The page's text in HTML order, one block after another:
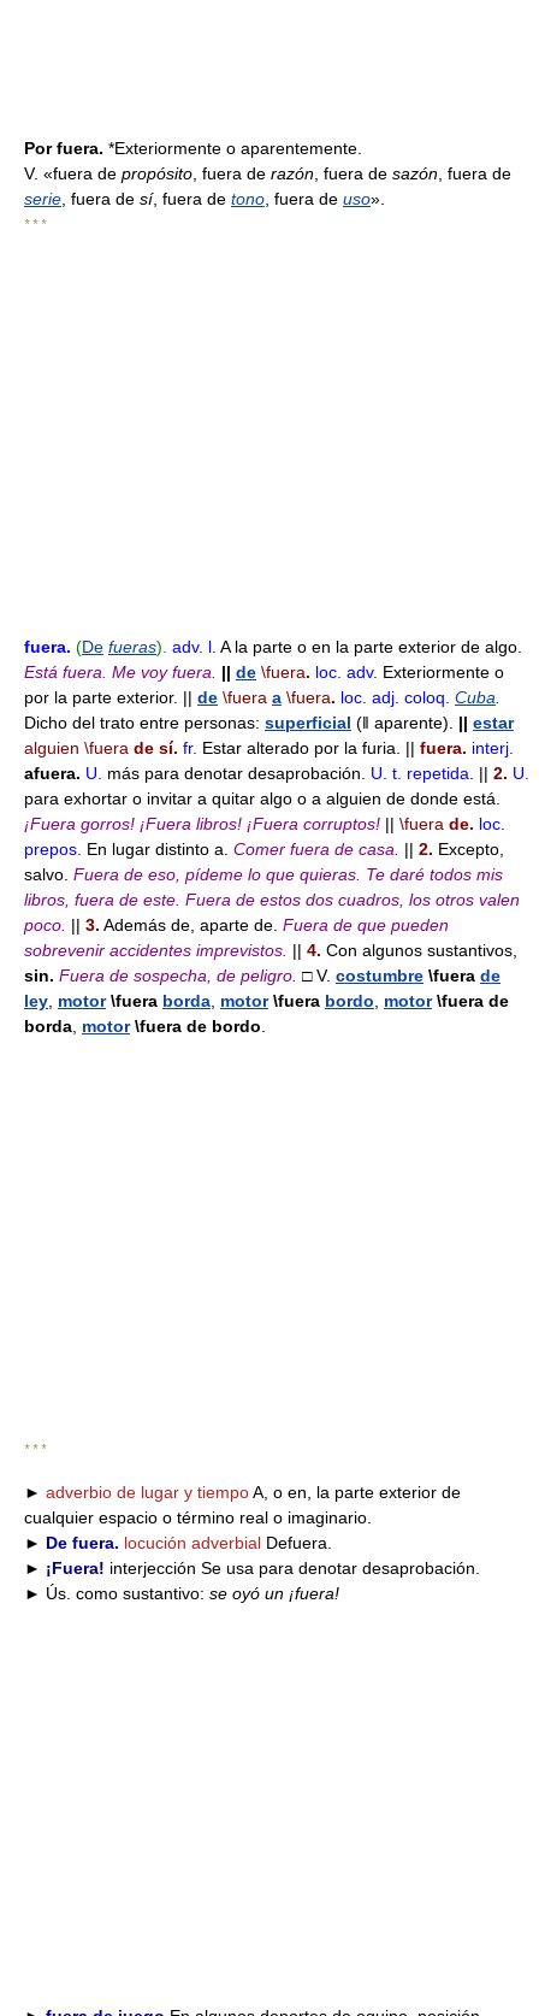
Por fuera. *Exteriormente o aparentemente.
V. «fuera de propósito , fuera de razón , fuera de sazón , fuera de
serie , fuera de sí, fuera de tono , fuera de uso».
* * *
fuera. (De fueras). adv. l. A la parte o en la parte exterior de algo.
Está fuera. Me voy fuera. || de \fuera. loc. adv. Exteriormente o
por la parte exterior. || de \fuera a \fuera. loc. adj. coloq. Cuba
Dicho del trato entre personas: superficial (ǁ aparente). || estar
alguien \fuera de sí. fr. Estar alterado por la furia. || fuera. interj.
afuera. U. más para denotar desaprobación. U. t. repetida . || 2. U.
para exhortar o invitar a quitar algo o a alguien de donde está.
¡Fuera gorros! ¡Fuera libros! ¡Fuera corruptos! || \fuera de. loc.
prepos. En lugar distinto a. Comer fuera de casa. || 2. Excepto,
salvo. Fuera de eso, pídeme lo que quieras. Te daré todos mis
libros, fuera de este. Fuera de estos dos cuadros, los otros valen
poco. || 3. Además de, aparte de. Fuera de que pueden
sobrevenir accidentes imprevistos. || 4. Con algunos sustantivos,
sin. Fuera de sospecha, de peligro. □ V. costumbre \fuera de
ley motor \fuera borda motor \fuera bordo motor \fuera de
borda motor \fuera de bordo
* * *
► adverbio de lugar y tiempoA, o en, la parte exterior de
cualquier espacio o término real o imaginario.
► De fuera. locución adverbial Defuera.
► ¡Fuera! interjección Se usa para denotar desaprobación.
► Ús. como sustantivo: se oyó un ¡fuera!